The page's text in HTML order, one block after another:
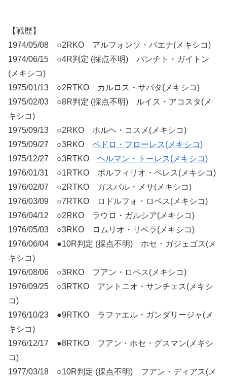
【戦歴】
1974/05/08 ○2RKO アルフォンソ・バエナ(メキシコ)
1974/06/15 ○4R判定 (採点不明) パンチト・ガイトン
(メキシコ)
1975/01/13 ○2RTKO カルロス・サパタ(メキシコ)
1975/02/03 ○8R判定 (採点不明) ルイス・アコスタ(メ
キシコ)
1975/09/13 ○2RKO ホルヘ・コスメ(メキシコ)
1975/09/27 ○3RKO ペドロ・フローレス(メキシコ)
1975/12/27 ○3RTKO ヘルマン・トーレス(メキシコ)
1976/01/31 ○1RTKO ポルフィリオ・ペレス(メキシコ)
1976/02/07 ○2RTKO ガスパル・メサ(メキシコ)
1976/03/09 ○7RTKO ロドルフォ・ロペス(メキシコ)
1976/04/12 ○2RKO ラウロ・ガルシア(メキシコ)
1976/05/03 ○3RKO ロムリオ・リベラ(メキシコ)
1976/06/04 ●10R判定 (採点不明) ホセ・ガジェゴス(メ
キシコ)
1976/08/06 ○3RKO フアン・ロペス(メキシコ)
1976/09/25 ○3RTKO アントニオ・サンチェス(メキシ
コ)
1976/10/23 ●9RTKO ラファエル・ガンダリージャ(メ
キシコ)
1976/12/17 ●8RTKO フアン・ホセ・グスマン(メキシ
コ)
1977/03/18 ○10R判定 (採点不明) フアン・ディアス(メ